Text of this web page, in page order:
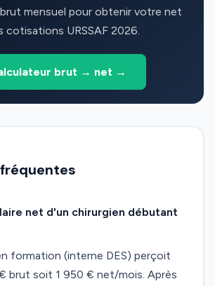
mensuel pour obtenir votre net
cotisations URSSAF 2026.
brut → net →
net d'un chirurgien débutant
formation (interne DES) perçoit
brut soit 1 950 € net/mois. Après